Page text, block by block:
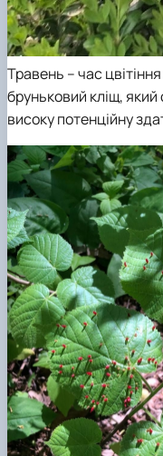
Травень – час
бруньковий кліщ, який
високу потенційну